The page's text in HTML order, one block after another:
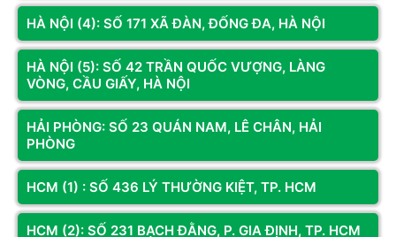
Điện áp 1.2V
Chuẩn giao
tiếp
UDIMM (Desktop)
Tản nhiệt Không
Hỗ trợ XMP
Tương thích Các dòng mainboard Intel hỗ trợ RAM DDR4
Ứng dụng
PC văn phòng, học tập, gaming phổ thông, giải trí
đa nhiệm
Xem thêm
HÀ NỘI (4): SỐ 171 XÃ ĐÀN, ĐỐNG ĐA, HÀ NỘI
HÀ NỘI (5): SỐ 42 TRẦN QUỐC VƯỢNG, LÀNG
VÒNG, CẦU GIẤY, HÀ NỘI
HẢI PHÒNG: SỐ 23 QUÁN NAM, LÊ CHÂN, HẢI
PHÒNG
HCM (1) : SỐ 436 LÝ THƯỜNG KIỆT, TP. HCM
HCM (2): SỐ 231 BẠCH ĐẰNG, P. GIA ĐỊNH, TP. HCM